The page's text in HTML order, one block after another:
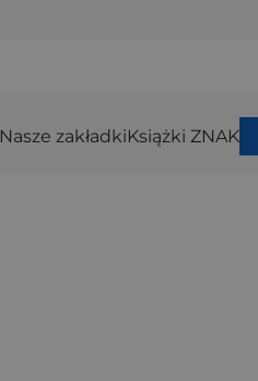
Nasze zakładkiKsiążki ZNAK